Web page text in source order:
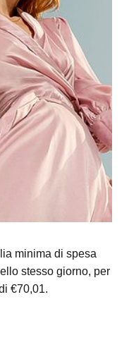
minima di spesa
stesso giorno, per
€70,01.